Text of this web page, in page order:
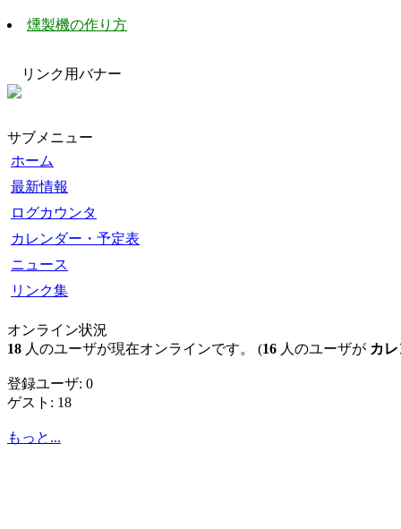
燻製機の作り方
リンク用バナー
サブメニュー
ホーム
最新情報
ログカウンタ
カレンダー・予定表
ニュース
リンク集
オンライン状況
18 人のユーザが現在オンラインです。 (16 人のユーザが カ
登録ユーザ: 0
ゲスト: 18
もっと...